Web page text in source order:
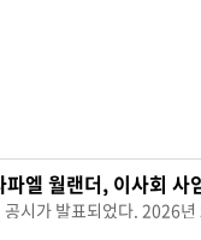
엘 월랜더, 이사회 사
)의 공시가 발표되었다.